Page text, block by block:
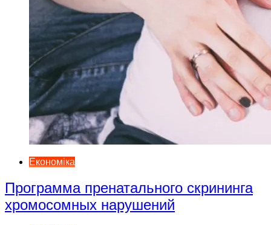
Економіка
Программа пренатального скрининга
хромосомных нарушений